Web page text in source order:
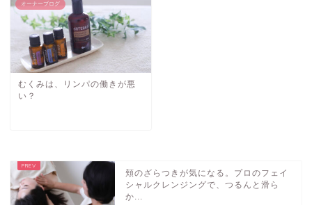
オーナーブログ
むくみは、リンパの働きが悪
い？
頬のざらつきが気になる。プロのフェイ
シャルクレンジングで、つるんと滑ら
か...
メニュー